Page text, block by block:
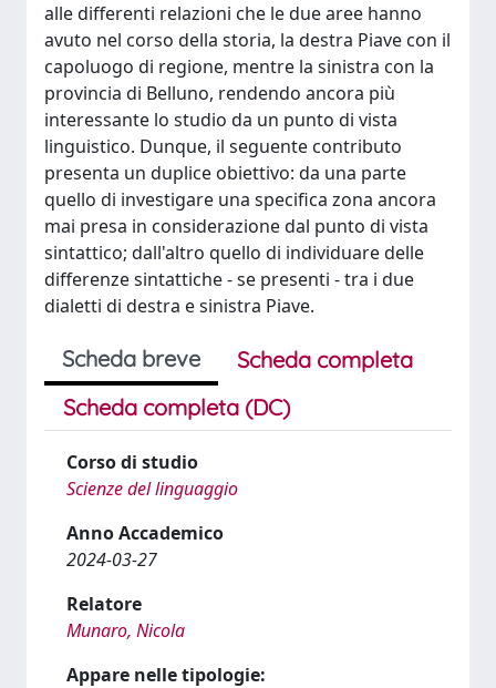
alle differenti relazioni che le due aree hanno
avuto nel corso della storia, la destra Piave con il
capoluogo di regione, mentre la sinistra con la
provincia di Belluno, rendendo ancora più
interessante lo studio da un punto di vista
linguistico. Dunque, il seguente contributo
presenta un duplice obiettivo: da una parte
quello di investigare una specifica zona ancora
mai presa in considerazione dal punto di vista
sintattico; dall'altro quello di individuare delle
differenze sintattiche - se presenti - tra i due
dialetti di destra e sinistra Piave.
Scheda breve
Scheda completa
Scheda completa (DC)
Corso di studio
Scienze del linguaggio
Anno Accademico
2024-03-27
Relatore
Munaro, Nicola
Appare nelle tipologie: